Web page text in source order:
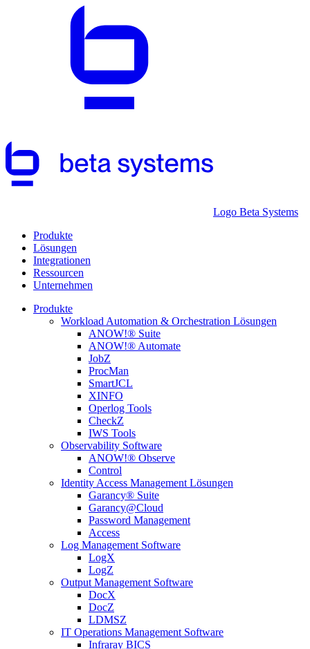
Logo Beta Systems
Produkte
Lösungen
Integrationen
Ressourcen
Unternehmen
Produkte
Workload Automation & Orchestration Lösungen
ANOW!® Suite
ANOW!® Automate
JobZ
ProcMan
SmartJCL
XINFO
Operlog Tools
CheckZ
IWS Tools
Observability Software
ANOW!® Observe
Control
Identity Access Management Lösungen
Garancy® Suite
Garancy@Cloud
Password Management
Access
Log Management Software
LogX
LogZ
Output Management Software
DocX
DocZ
LDMSZ
IT Operations Management Software
Infraray BICS